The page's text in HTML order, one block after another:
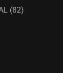
(82)